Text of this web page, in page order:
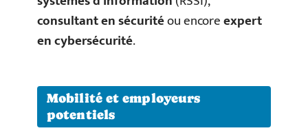
consultant en sécuritéou encoreexpert
en cybersécurité.
Mobilité et employeurs
potentiels